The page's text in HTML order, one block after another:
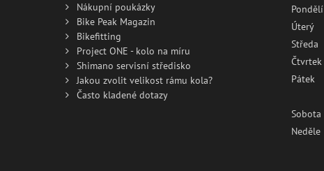
Nákupní poukázky
Bike Peak Magazin
Bikefitting
Project ONE - kolo na míru
Shimano servisní středisko
Jakou zvolit velikost rámu kola?
Často kladené dotazy
Pondělí
Úterý
Středa
Čtvrtek
Pátek
Sobota
Neděle